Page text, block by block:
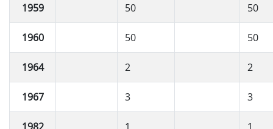
1959 50 50
1960 50 50
1964 2 2
1967 3 3